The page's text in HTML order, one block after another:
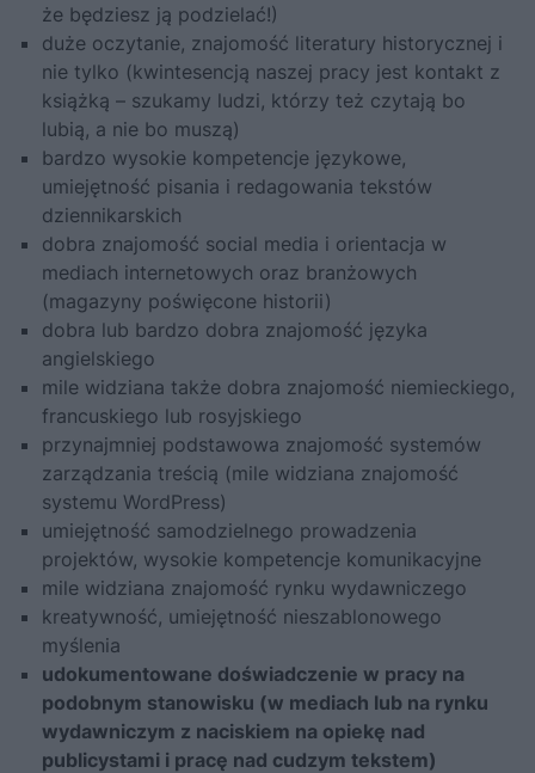
że będziesz ją podzielać!)
duże oczytanie, znajomość literatury historycznej i
nie tylko (kwintesencją naszej pracy jest kontakt z
książką – szukamy ludzi, którzy też czytają bo
lubią, a nie bo muszą)
bardzo wysokie kompetencje językowe,
umiejętność pisania i redagowania tekstów
dziennikarskich
dobra znajomość social media i orientacja w
mediach internetowych oraz branżowych
(magazyny poświęcone historii)
dobra lub bardzo dobra znajomość języka
angielskiego
mile widziana także dobra znajomość niemieckiego,
francuskiego lub rosyjskiego
przynajmniej podstawowa znajomość systemów
zarządzania treścią (mile widziana znajomość
systemu WordPress)
umiejętność samodzielnego prowadzenia
projektów, wysokie kompetencje komunikacyjne
mile widziana znajomość rynku wydawniczego
kreatywność, umiejętność nieszablonowego
myślenia
udokumentowane doświadczenie w pracy na
podobnym stanowisku (w mediach lub na rynku
wydawniczym z naciskiem na opiekę nad
publicystami i pracę nad cudzym tekstem)